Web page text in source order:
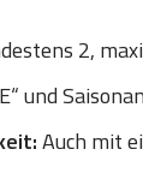
2,
und
Auch mit